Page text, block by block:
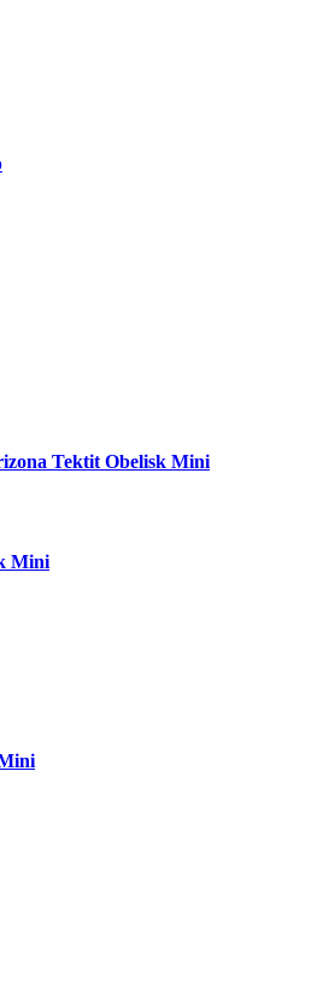
Tektit Obelisk Mini
Mini